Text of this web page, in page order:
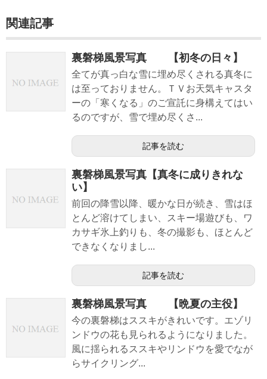
関連記事
裏磐梯風景写真 【初冬の日々】
全てが真っ白な雪に埋め尽くされる真冬に
は至っておりません。ＴＶお天気キャスタ
ーの「寒くなる」のご宣託に身構えてはい
るのですが、雪で埋め尽くさ...
記事を読む
裏磐梯風景写真【真冬に成りきれな
い】
前回の降雪以降、暖かな日が続き、雪はほ
とんど溶けてしまい、スキー場遊びも、ワ
カサギ氷上釣りも、冬の撮影も、ほとんど
できなくなりまし...
記事を読む
裏磐梯風景写真 【晩夏の主役】
今の裏磐梯はススキがきれいです。エゾリ
ンドウの花も見られるようになりました。
風に揺られるススキやリンドウを愛でなが
らサイクリング...